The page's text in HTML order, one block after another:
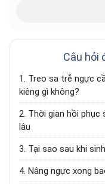
VIP có mức giá
Câu hỏi
Treo sa trễ ngực
kiêng gì không?
Thời gian hồi phục
lâu
Tại sao sau khi
Nâng ngực xong